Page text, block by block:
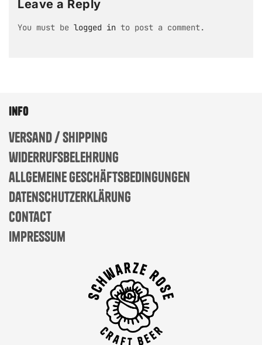
Leave a Reply
You must be logged in to post a comment.
info
versand / shipping
widerrufsbelehrung
allgemeine geschäftsbedingungen
datenschutzerklärung
contact
impressum